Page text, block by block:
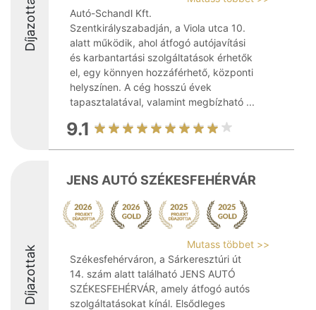
Díjazottak
Autó-Schandl Kft.
Szentkirályszabadján, a Viola utca 10.
alatt működik, ahol átfogó autójavítási
és karbantartási szolgáltatások érhetők
el, egy könnyen hozzáférhető, központi
helyszínen. A cég hosszú évek
tapasztalatával, valamint megbízható ...
9.1
Díjazottak
JENS AUTÓ SZÉKESFEHÉRVÁR
Mutass többet >>
Székesfehérváron, a Sárkeresztúri út
14. szám alatt található JENS AUTÓ
SZÉKESFEHÉRVÁR, amely átfogó autós
szolgáltatásokat kínál. Elsődleges